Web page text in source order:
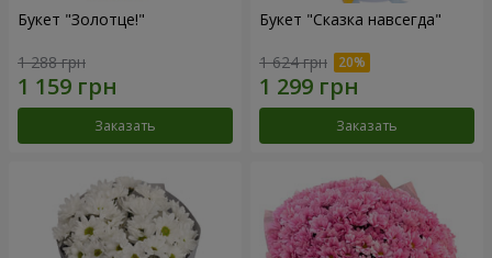
Букет "Золотце!"
1 288 грн
Заказать
Букет "Сказка навсегда"
1 624 грн
Заказать